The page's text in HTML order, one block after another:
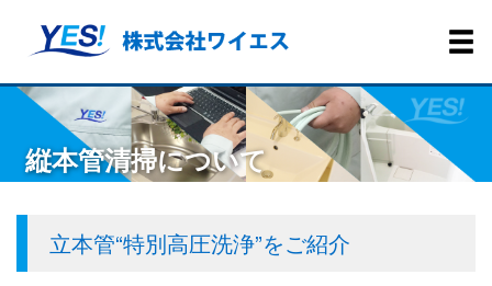
立本管“特別高圧洗浄”をご紹介